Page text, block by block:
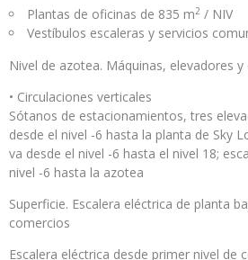
Plantas de oficinas de 835 m2 / NIV
Vestíbulos escaleras y servicios
Nivel de azotea. Máquinas, elevadores
• Circulaciones verticales
Sótanos de estacionamientos, tres
desde el nivel -6 hasta la planta de Sky
va desde el nivel -6 hasta el nivel 18;
nivel -6 hasta la azotea
Superficie. Escalera eléctrica de planta
comercios
Escalera eléctrica desde primer nivel de